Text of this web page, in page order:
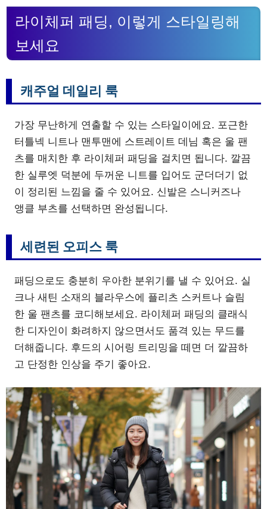
라이체퍼 패딩, 이렇게 스타일링해
보세요
캐주얼 데일리 룩
가장 무난하게 연출할 수 있는 스타일이에요. 포근한
터틀넥 니트나 맨투맨에 스트레이트 데님 혹은 울 팬
츠를 매치한 후 라이체퍼 패딩을 걸치면 됩니다. 깔끔
한 실루엣 덕분에 두꺼운 니트를 입어도 군더더기 없
이 정리된 느낌을 줄 수 있어요. 신발은 스니커즈나
앵클 부츠를 선택하면 완성됩니다.
세련된 오피스 룩
패딩으로도 충분히 우아한 분위기를 낼 수 있어요. 실
크나 새틴 소재의 블라우스에 플리츠 스커트나 슬림
한 울 팬츠를 코디해보세요. 라이체퍼 패딩의 클래식
한 디자인이 화려하지 않으면서도 품격 있는 무드를
더해줍니다. 후드의 시어링 트리밍을 떼면 더 깔끔하
고 단정한 인상을 주기 좋아요.